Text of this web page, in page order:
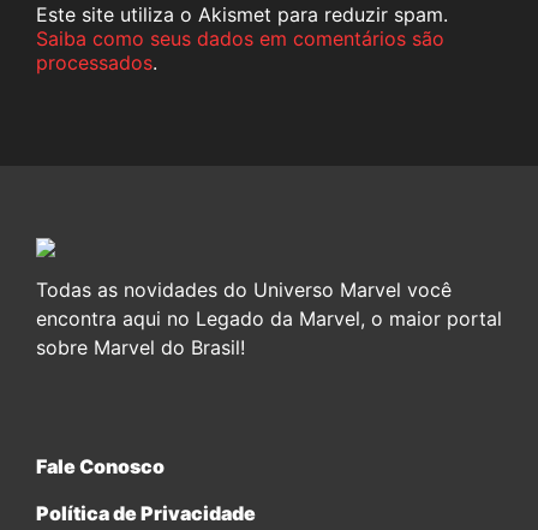
Este site utiliza o Akismet para reduzir spam.
Saiba como seus dados em comentários são
processados.
Todas as novidades do Universo Marvel você
encontra aqui no Legado da Marvel, o maior portal
sobre Marvel do Brasil!
Fale Conosco
Política de Privacidade